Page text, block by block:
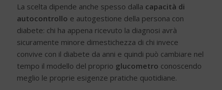
La scelta dipende anche spesso dalla capacità di
autocontrollo e autogestione della persona con
diabete: chi ha appena ricevuto la diagnosi avrà
sicuramente minore dimestichezza di chi invece
convive con il diabete da anni e quindi può cambiare nel
tempo il modello del proprio glucometro conoscendo
meglio le proprie esigenze pratiche quotidiane.